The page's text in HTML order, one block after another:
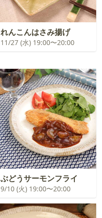
れんこんはさみ揚げ
11/27 (水) 19:00〜20:00
ぶどうサーモンフライ
9/10 (火) 19:00〜20:00